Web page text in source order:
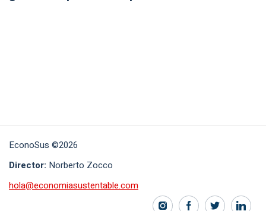
EconoSus ©2026
Director: Norberto Zocco
hola@economiasustentable.com